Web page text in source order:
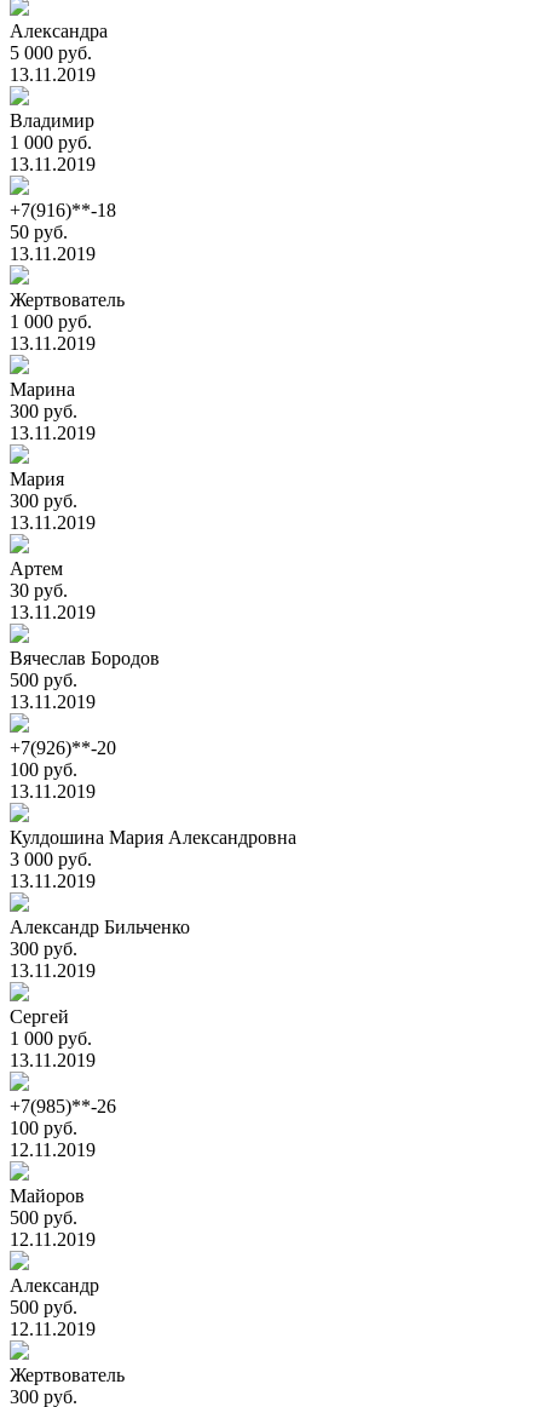
Александра
5 000 руб.
13.11.2019
Владимир
1 000 руб.
13.11.2019
+7(916)**-18
50 руб.
13.11.2019
Жертвователь
1 000 руб.
13.11.2019
Марина
300 руб.
13.11.2019
Мария
300 руб.
13.11.2019
Артем
30 руб.
13.11.2019
Вячеслав Бородов
500 руб.
13.11.2019
+7(926)**-20
100 руб.
13.11.2019
Кулдошина Мария Александровна
3 000 руб.
13.11.2019
Александр Бильченко
300 руб.
13.11.2019
Сергей
1 000 руб.
13.11.2019
+7(985)**-26
100 руб.
12.11.2019
Майоров
500 руб.
12.11.2019
Александр
500 руб.
12.11.2019
Жертвователь
300 руб.